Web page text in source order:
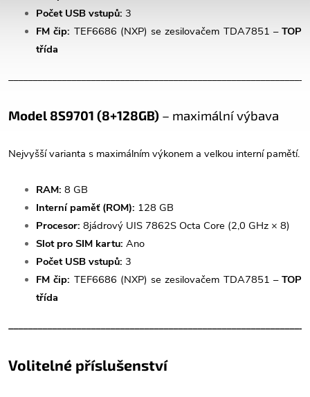
Počet USB vstupů: 3
FM čip: TEF6686 (NXP) se zesilovačem TDA7851 – TOP
třída
Model 8S9701 (8+128GB) – maximální výbava
Nejvyšší varianta s maximálním výkonem a velkou interní pamětí.
RAM: 8 GB
Interní paměť (ROM): 128 GB
Procesor: 8jádrový UIS 7862S Octa Core (2,0 GHz × 8)
Slot pro SIM kartu: Ano
Počet USB vstupů: 3
FM čip: TEF6686 (NXP) se zesilovačem TDA7851 – TOP
třída
Volitelné příslušenství